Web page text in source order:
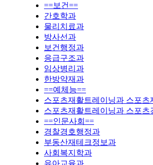
==보건==
간호학과
물리치료과
방사선과
보건행정과
응급구조과
임상병리과
한방약재과
==예체능==
스포츠재활트레이닝과 스포츠
스포츠재활트레이닝과 스포츠
==인문사회==
경찰경호행정과
부동산재테크정보과
사회복지학과
유아교육과